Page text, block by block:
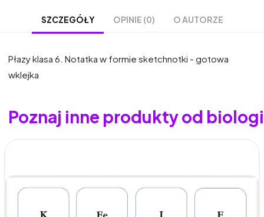
SZCZEGÓŁY OPINIE (0) O AUTORZE
Płazy klasa 6. Notatka w formie sketchnotki - gotowa
wklejka
Poznaj inne produkty od